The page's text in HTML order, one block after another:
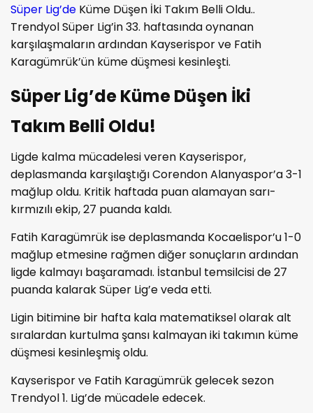
Süper Lig’de Küme Düşen İki Takım Belli Oldu..
Trendyol Süper Lig’in 33. haftasında oynanan
karşılaşmaların ardından Kayserispor ve Fatih
Karagümrük’ün küme düşmesi kesinleşti.
Süper Lig’de Küme Düşen İki
Takım Belli Oldu!
Ligde kalma mücadelesi veren Kayserispor,
deplasmanda karşılaştığı Corendon Alanyaspor’a 3-1
mağlup oldu. Kritik haftada puan alamayan sarı-
kırmızılı ekip, 27 puanda kaldı.
Fatih Karagümrük ise deplasmanda Kocaelispor’u 1-0
mağlup etmesine rağmen diğer sonuçların ardından
ligde kalmayı başaramadı. İstanbul temsilcisi de 27
puanda kalarak Süper Lig’e veda etti.
Ligin bitimine bir hafta kala matematiksel olarak alt
sıralardan kurtulma şansı kalmayan iki takımın küme
düşmesi kesinleşmiş oldu.
Kayserispor ve Fatih Karagümrük gelecek sezon
Trendyol 1. Lig’de mücadele edecek.